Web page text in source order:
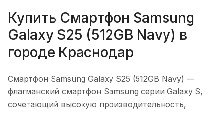
Купить Смартфон Samsung
Galaxy S25 (512GB Navy) в
городе Краснодар
Смартфон Samsung Galaxy S25 (512GB Navy) —
флагманский смартфон Samsung серии Galaxy S,
сочетающий высокую производительность,